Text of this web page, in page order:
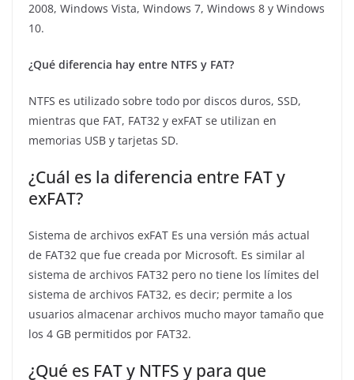
2008, Windows Vista, Windows 7, Windows 8 y Windows
10.
¿Qué diferencia hay entre NTFS y FAT?
NTFS es utilizado sobre todo por discos duros, SSD,
mientras que FAT, FAT32 y exFAT se utilizan en
memorias USB y tarjetas SD.
¿Cuál es la diferencia entre FAT y
exFAT?
Sistema de archivos exFAT Es una versión más actual
de FAT32 que fue creada por Microsoft. Es similar al
sistema de archivos FAT32 pero no tiene los límites del
sistema de archivos FAT32, es decir; permite a los
usuarios almacenar archivos mucho mayor tamaño que
los 4 GB permitidos por FAT32.
¿Qué es FAT y NTFS y para que